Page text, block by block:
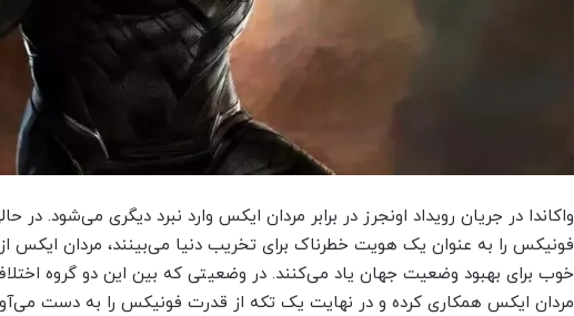
واکاندا در جریان رویداد اونجرز در برابر مردان ایکس وارد نبرد دیگری می‌شود. در
فونیکس را به عنوان یک هویت خطرناک برای تخریب دنیا می‌بینند، مردان ایکس
خوب برای بهبود وضعیت جهان یاد می‌کنند. در وضعیتی که بین این دو گروه
مردان ایکس همکاری کرده و در نهایت یک تکه از قدرت فونیکس را به دست